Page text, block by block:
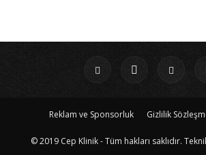
Reklam ve Sponsorluk Gizlilik
© 2019 Cep Klinik - Tüm hakları saklıdır.